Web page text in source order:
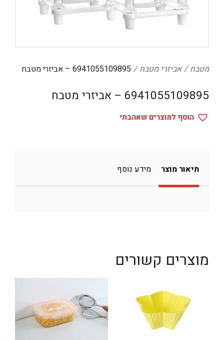
דיגיטל
הום אקססוריז
טיפוח
מסיבות וימי הולדת
מטבח אביזרי מטבח 6941055109895 – אביזרי מטבח
6941055109895 – אביזרי מטבח
הוסף למוצרים שאהבתי
תיאור מוצר מידע נוסף
מוצרים קשורים